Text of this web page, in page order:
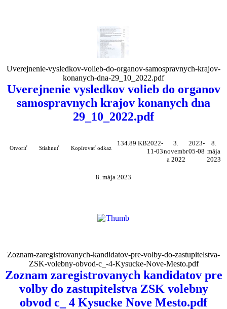
Uverejnenie-vysledkov-volieb-do-organov-samospravnych-krajov-
konanych-dna-29_10_2022.pdf
Uverejnenie vysledkov volieb do organov
samospravnych krajov konanych dna
29_10_2022.pdf
Otvoriť Stiahnuť Kopírovať odkaz
134.89 KB2022-
11-03
3.
novembr
a 2022
2023-
05-08
8.
mája
2023
8. mája 2023
Zoznam-zaregistrovanych-kandidatov-pre-volby-do-zastupitelstva-
ZSK-volebny-obvod-c_-4-Kysucke-Nove-Mesto.pdf
Zoznam zaregistrovanych kandidatov pre
volby do zastupitelstva ZSK volebny
obvod c_ 4 Kysucke Nove Mesto.pdf